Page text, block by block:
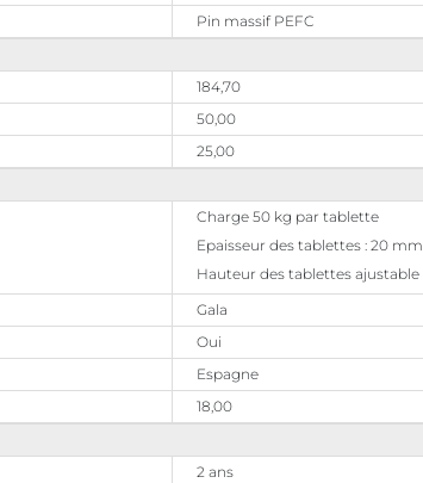
Pin massif PEFC
184,70
50,00
25,00
Charge 50 kg par tablette
Epaisseur des tablettes : 20 mm
Hauteur des tablettes ajustable
Gala
Oui
Espagne
18,00
2 ans